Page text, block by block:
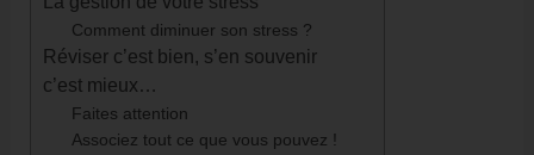
Comment diminuer son stress ?
Réviser c’est bien, s’en souvenir
c’est mieux…
Faites attention
Associez tout ce que vous pouvez !